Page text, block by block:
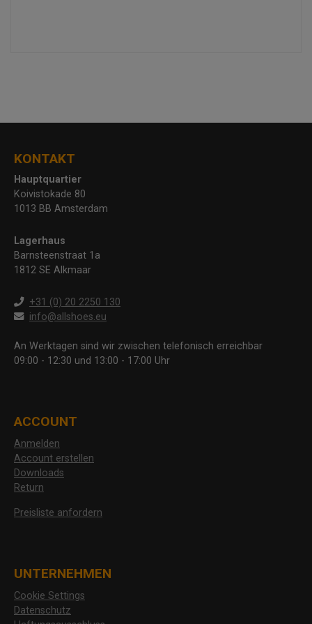
KONTAKT
Hauptquartier
Koivistokade 80
1013 BB Amsterdam
Lagerhaus
Barnsteenstraat 1a
1812 SE Alkmaar
+31 (0) 20 2250 130
info@allshoes.eu
An Werktagen sind wir zwischen telefonisch erreichbar
09:00 - 12:30 und 13:00 - 17:00 Uhr
ACCOUNT
Anmelden
Account erstellen
Downloads
Return
Preisliste anfordern
UNTERNEHMEN
Cookie Settings
Datenschutz